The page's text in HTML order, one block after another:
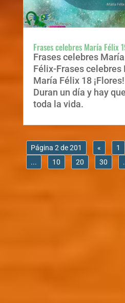
Frases celebres María Félix
Frases celebres
Félix-Frases celebres
María Félix 18
Duran un día y hay
toda la vida.
Página 2 de 201 « 1
...
10 20 30